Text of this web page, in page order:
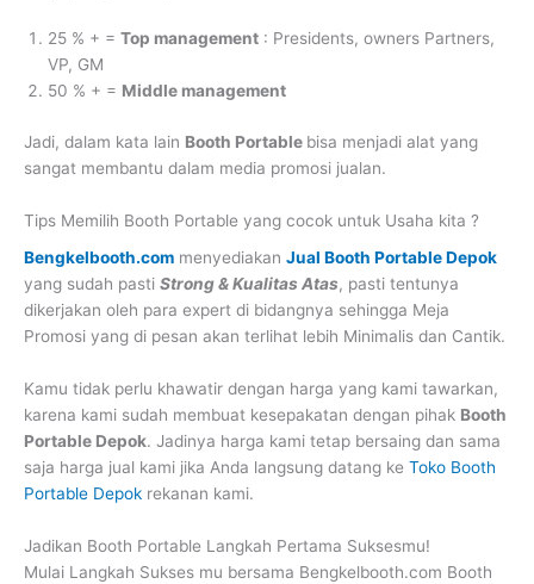
25 % + = Top management : Presidents, owners Partners,
VP, GM
50 % + = Middle management
Jadi, dalam kata lain Booth Portable bisa menjadi alat yang
sangat membantu dalam media promosi jualan.
Tips Memilih Booth Portable yang cocok untuk Usaha kita ?
Bengkelbooth.com menyediakan Jual Booth Portable Depok
yang sudah pasti Strong & Kualitas Atas, pasti tentunya
dikerjakan oleh para expert di bidangnya sehingga Meja
Promosi yang di pesan akan terlihat lebih Minimalis dan Cantik.
Kamu tidak perlu khawatir dengan harga yang kami tawarkan,
karena kami sudah membuat kesepakatan dengan pihak Booth
Portable Depok. Jadinya harga kami tetap bersaing dan sama
saja harga jual kami jika Anda langsung datang ke Toko Booth
Portable Depok rekanan kami.
Jadikan Booth Portable Langkah Pertama Suksesmu!
Mulai Langkah Sukses mu bersama Bengkelbooth.com Booth